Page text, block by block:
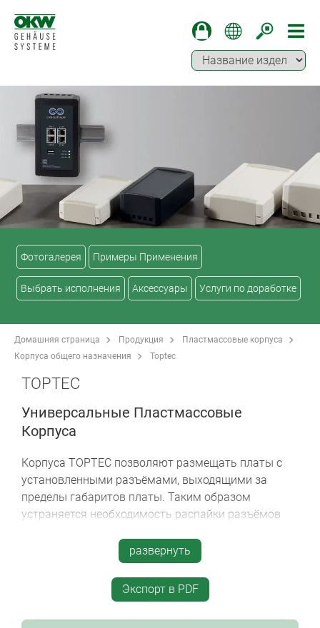
Фотогалерея Примеры Применения
Выбрать исполнения Аксессуары Услуги по доработке
Домашняя страница Продукция
Пластмассовые корпуса
Корпуса общего назначения
Toptec
TOPTEC
Универсальные Пластмассовые
Корпуса
Корпуса TOPTEC позволяют размещать платы с
установленными разъёмами, выходящими за
пределы габаритов платы. Таким образом
устраняется необходимость распайки разъёмов
современный эстетичный дизайн для
применений внутри помещения, для
настольных или настенных приборов, а также
для приборов, устанавливаемых на DIN-рейку
развернуть
Экспорт в PDF